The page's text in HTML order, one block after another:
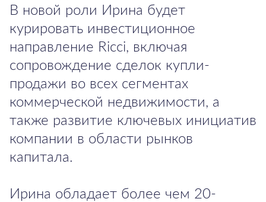
В новой роли Ирина будет
курировать инвестиционное
направление Ricci, включая
сопровождение сделок купли-
продажи во всех сегментах
коммерческой недвижимости, а
также развитие ключевых инициатив
компании в области рынков
капитала.
Ирина обладает более чем 20-